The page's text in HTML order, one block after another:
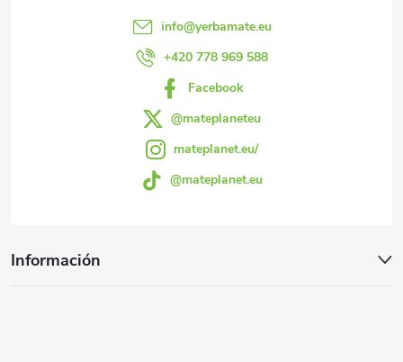
n
info@yerbamate.eu
+420 778 969 588
Facebook
@mateplaneteu
mateplanet.eu/
@mateplanet.eu
Información